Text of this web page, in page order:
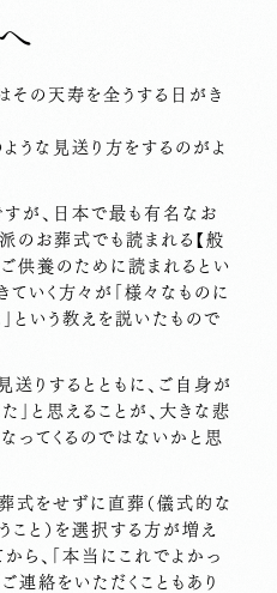
その天寿を全うする日がき
うな見送り方をするのがよ
すが、日本で最も有名なお
のお葬式でも読まれる【般
供養のために読まれるとい
ていく方々が「様々なものに
という教えを説いたもので
りするとともに、ご自身が
」と思えることが、大きな悲
ってくるのではないかと思
式をせずに直葬（儀式的な
こと）を選択する方が増え
ら、「本当にこれでよかっ
連絡をいただくこともあり